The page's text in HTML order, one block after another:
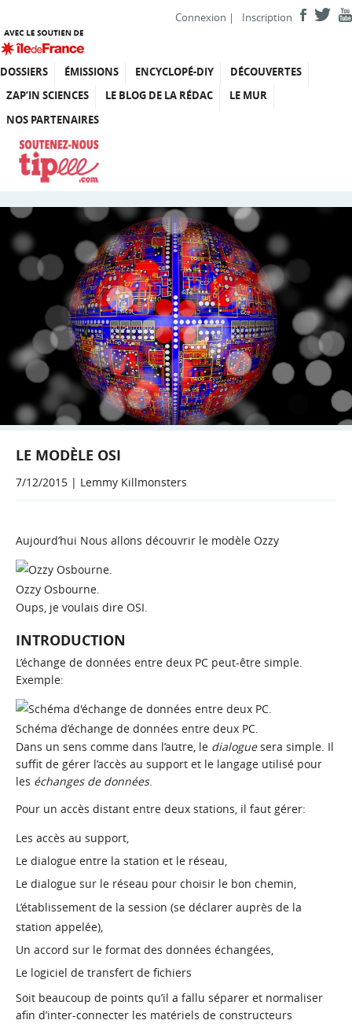
Connexion | Inscription
DOSSIERS ÉMISSIONS ENCYCLOPÉ-DIY
DÉCOUVERTES
ZAP’IN SCIENCES
LE BLOG DE LA RÉDAC
LE MUR
NOS PARTENAIRES
LE MODÈLE OSI
7/12/2015 | Lemmy Killmonsters
Aujourd’hui Nous allons découvrir le modèle Ozzy
Ozzy Osbourne.
Oups, je voulais dire OSI.
INTRODUCTION
L’échange de données entre deux PC peut-être simple.
Exemple:
Schéma d’échange de données entre deux PC.
Dans un sens comme dans l’autre, le dialoguesera simple. Il
suffit de gérer l’accès au support et le langage utilisé pour
les échanges de données.
Pour un accès distant entre deux stations, il faut gérer:
Les accès au support,
Le dialogue entre la station et le réseau,
Le dialogue sur le réseau pour choisir le bon chemin,
L’établissement de la session (se déclarer auprès de la
station appelée),
Un accord sur le format des données échangées,
Le logiciel de transfert de fichiers
Soit beaucoup de points qu’il a fallu séparer et normaliser
afin d’inter-connecter les matériels de constructeurs